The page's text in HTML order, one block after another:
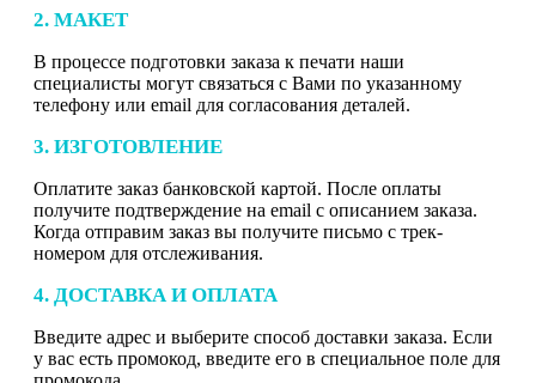
2. МАКЕТ
В процессе подготовки заказа к печати наши
специалисты могут связаться с Вами по указанному
телефону или email для согласования деталей.
3. ИЗГОТОВЛЕНИЕ
Оплатите заказ банковской картой. После оплаты
получите подтверждение на email с описанием заказа.
Когда отправим заказ вы получите письмо с трек-
номером для отслеживания.
4. ДОСТАВКА И ОПЛАТА
Введите адрес и выберите способ доставки заказа. Если
у вас есть промокод, введите его в специальное поле для